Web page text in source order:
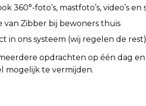
360°-foto’s, mastfoto’s, video’s en
van Zibber bij bewoners thuis
in ons systeem (wij regelen de rest)
opdrachten op één dag
mogelijk te vermijden.